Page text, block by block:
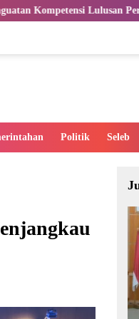
Perguruan Tinggi
Politik Seleb